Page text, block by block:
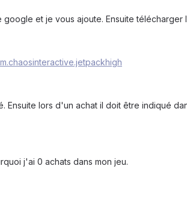
et je vous ajoute. Ensuite télécharger
Ensuite lors d'un achat il doit être indiqué
j'ai 0 achats dans mon jeu.